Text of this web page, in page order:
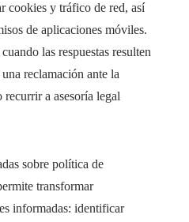
cookies y tráfico de red, así
de aplicaciones móviles.
las respuestas resulten
reclamación ante la
recurrir a asesoría legal
sobre política de
transformar
informadas: identificar